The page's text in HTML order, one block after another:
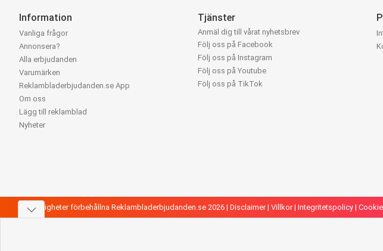
Information
Vanliga frågor
Annonsera?
Alla erbjudanden
Varumärken
Reklambladerbjudanden.se App
Om oss
Lägg till reklamblad
Nyheter
Tjänster
Anmäl dig till vårat nyhetsbrev
Följ oss på Facebook
Följ oss på Instagram
Följ oss på Youtube
Följ oss på TikTok
Alla rättigheter förbehållna Reklambladerbjudanden.se 2026 | Disclaimer| Villkor| Integritetspolicy |